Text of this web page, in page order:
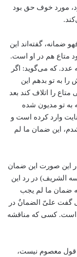
مورد خوف حق بود
ضمانه، گفته‌اند این
متاع هم در او است.
عدد. که می‌گوید: اگر
به تو بدهم این
را اتلاف کند بعد
به تو مدیون شده
وارد کرده است و
این ضمان ما لم
این صورت این ضمان
الشریف) در رد این
ضمان ما لم یجب
گفت علیّ الضمانٌ در
کسی که مناقشه
قول معصوم نیست،